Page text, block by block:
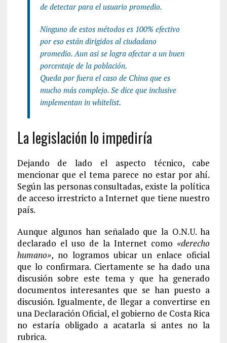
de detectar para el usuario promedio.
Ninguno de estos métodos es 100% efectivo
por eso están dirigidos al ciudadano
promedio. Aun asi se logra afectar a un buen
porcentaje de la población.
Queda por fuera el caso de China que es
mucho más complejo. Se dice que inclusive
implementan in whitelist.
La legislación lo impediría
Dejando de lado el aspecto técnico, cabe
mencionar que el tema parece no estar por ahí.
Según las personas consultadas, existe la política
de acceso irrestricto a Internet que tiene nuestro
país.
Aunque algunos han señalado que la O.N.U. ha
declarado el uso de la Internet como «derecho
humano», no logramos ubicar un enlace oficial
que lo confirmara. Ciertamente se ha dado una
discusión sobre este tema y que ha generado
documentos interesantes que se han puesto a
discusión. Igualmente, de llegar a convertirse en
una Declaración Oficial, el gobierno de Costa Rica
no estaría obligado a acatarla si antes no la
rubrica.